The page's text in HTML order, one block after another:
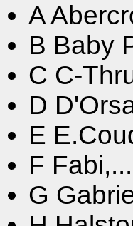
A
B Baby
C C-
D
E
F
G